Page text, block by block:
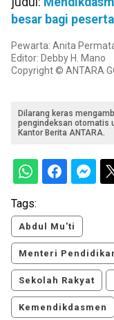
besar bagi
Pewarta: Anita
Editor: Debby H. Mano
Copyright © ANTARA
Dilarang keras
pengindeksan otomatis
Kantor Berita ANTARA.
Tags:
Abdul Mu'ti
Menteri
Sekolah Rakyat
Kemendikdasmen